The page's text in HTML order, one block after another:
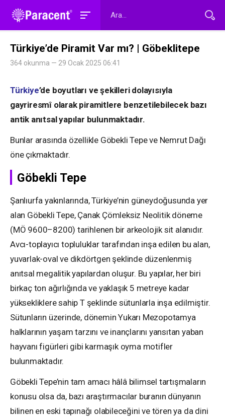
Türkiye’de Piramit Var mı? | Göbeklitepe
364 okunma — 29 Ocak 2025 06:41
Türkiye’de boyutları ve şekilleri dolayısıyla
gayriresmî olarak piramitlere benzetilebilecek bazı
antik anıtsal yapılar bulunmaktadır.
Bunlar arasında özellikle Göbekli Tepe ve Nemrut Dağı
öne çıkmaktadır.
Göbekli Tepe
Şanlıurfa yakınlarında, Türkiye’nin güneydoğusunda yer
alan Göbekli Tepe, Çanak Çömleksiz Neolitik döneme
(MÖ 9600–8200) tarihlenen bir arkeolojik sit alanıdır.
Avcı-toplayıcı topluluklar tarafından inşa edilen bu alan,
yuvarlak-oval ve dikdörtgen şeklinde düzenlenmiş
anıtsal megalitik yapılardan oluşur. Bu yapılar, her biri
birkaç ton ağırlığında ve yaklaşık 5 metreye kadar
yüksekliklere sahip T şeklinde sütunlarla inşa edilmiştir.
Sütunların üzerinde, dönemin Yukarı Mezopotamya
halklarının yaşam tarzını ve inançlarını yansıtan yaban
hayvanı figürleri gibi karmaşık oyma motifler
bulunmaktadır.
Göbekli Tepe’nin tam amacı hâlâ bilimsel tartışmaların
konusu olsa da, bazı araştırmacılar buranın dünyanın
bilinen en eski tapınağı olabileceğini ve tören ya da dini